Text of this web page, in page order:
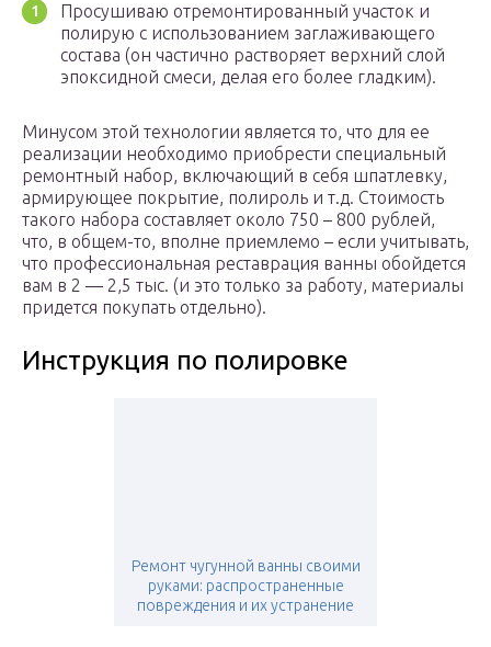
Просушиваю отремонтированный участок и
полирую с использованием заглаживающего
состава (он частично растворяет верхний слой
эпоксидной смеси, делая его более гладким).
Минусом этой технологии является то, что для ее
реализации необходимо приобрести специальный
ремонтный набор, включающий в себя шпатлевку,
армирующее покрытие, полироль и т.д. Стоимость
такого набора составляет около 750 – 800 рублей,
что, в общем-то, вполне приемлемо – если учитывать,
что профессиональная реставрация ванны обойдется
вам в 2 — 2,5 тыс. (и это только за работу, материалы
придется покупать отдельно).
Инструкция по полировке
Ремонт чугунной ванны своими
руками: распространенные
повреждения и их устранение